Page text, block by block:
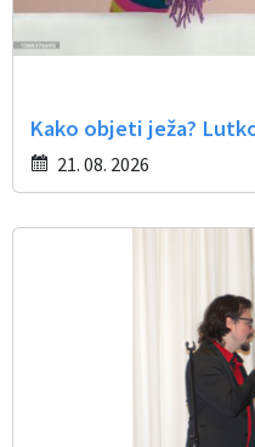
Kako objeti ježa?
21. 08. 2026